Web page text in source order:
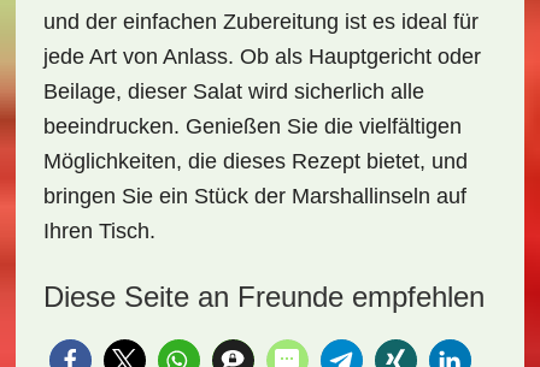
und der einfachen Zubereitung ist es ideal für
jede Art von Anlass. Ob als Hauptgericht oder
Beilage, dieser Salat wird sicherlich alle
beeindrucken. Genießen Sie die vielfältigen
Möglichkeiten, die dieses Rezept bietet, und
bringen Sie ein Stück der Marshallinseln auf
Ihren Tisch.
Diese Seite an Freunde empfehlen